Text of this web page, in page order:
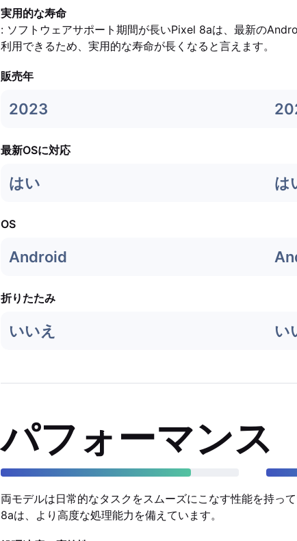
実用的な寿命
: ソフトウェアサポート期間が長いPixel 8aは、最新の
利用できるため、実用的な寿命が長くなると言えます。
販売年
2023
最新OSに対応
はい は
OS
Android
折りたたみ
いいえ い
パフォーマンス
両モデルは日常的なタスクをスムーズにこなす性能を持っ
8aは、より高度な処理能力を備えています。